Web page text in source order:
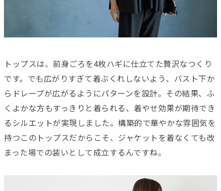
トップスは、前身ごろを4枚ハギに仕立てた贅沢なつくり
です。でも広がりすぎて着ぶくれしないよう、バスト下か
らドレープが広がるようにパターンを設計。その結果、ふ
くよかな方もすっきりと着られる、着やせ効果が期待でき
るシルエットが実現しました。構築的で華やかな雰囲気を
持つこのトップスだからこそ、ジャケットを着なくても改
まった場での装いとして成立するんですね。